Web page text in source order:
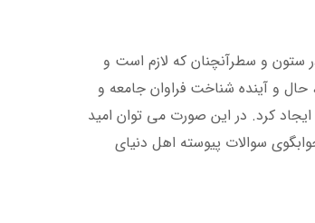
ستون و سطرآنچنان که لازم است و
حال و آینده شناخت فراوان جامعه و
کرد. در این صورت می توان امید
سوالات پیوسته اهل دنیای